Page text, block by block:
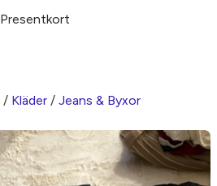
Presentkort
/ Kläder / Jeans & Byxor